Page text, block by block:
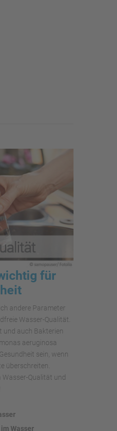
für
andere Parameter
Wasser-Qualität.
und auch Bakterien
aeruginosa
sein, wenn
überschreiten.
Wasser-Qualität und
Wasser